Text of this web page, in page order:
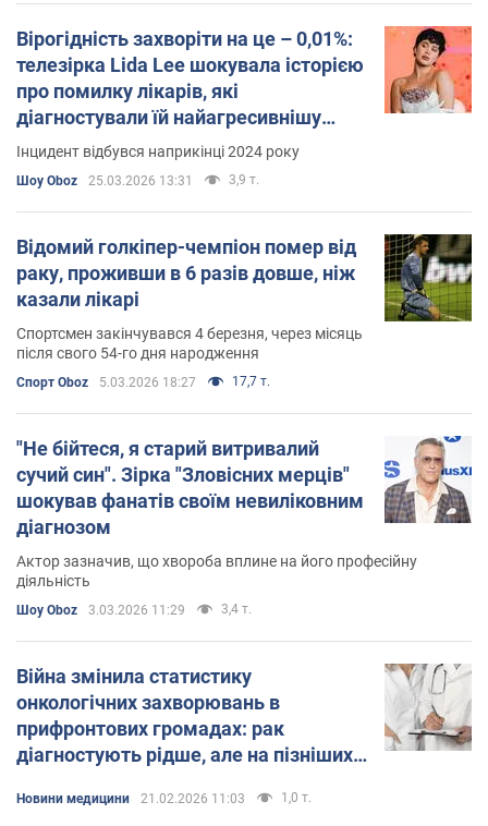
Вірогідність захворіти на це – 0,01%:
телезірка Lida Lee шокувала історією
про помилку лікарів, які
діагностували їй найагресивнішу
форму раку
Інцидент відбувся наприкінці 2024 року
Шоу Oboz 25.03.2026 13:31 3,9 т.
Відомий голкіпер-чемпіон помер від
раку, проживши в 6 разів довше, ніж
казали лікарі
Спортсмен закінчувався 4 березня, через місяць
після свого 54-го дня народження
Спорт Oboz 5.03.2026 18:27 17,7 т.
"Не бійтеся, я старий витривалий
сучий син". Зірка "Зловісних мерців"
шокував фанатів своїм невиліковним
діагнозом
Актор зазначив, що хвороба вплине на його професійну
діяльність
Шоу Oboz 3.03.2026 11:29 3,4 т.
Війна змінила статистику
онкологічних захворювань в
прифронтових громадах: рак
діагностують рідше, але на пізніших
Новини медицини 21.02.2026 11:03 1,0 т.